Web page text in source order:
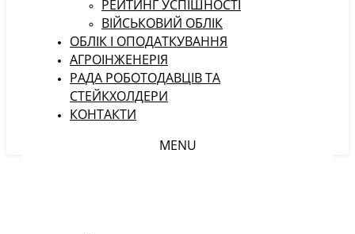
РЕЙТИНГ УСПІШНОСТІ
ВІЙСЬКОВИЙ ОБЛІК
ОБЛІК І ОПОДАТКУВАННЯ
АГРОІНЖЕНЕРІЯ
РАДА РОБОТОДАВЦІВ ТА
СТЕЙКХОЛДЕРИ
КОНТАКТИ
MENU